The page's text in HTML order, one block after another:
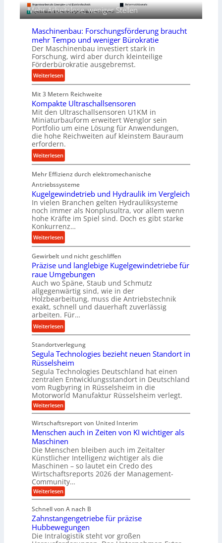
i
g
B
a
u
e
r
n
f
ü
r
d
i
e
P
r
o
d
u
k
t
i
o
n
n
d
e
n
M
i
t
t
l
s
t
a
n
d
Mehr Arbeitslose, weniger Stellen
Maschinenbau: Forschungsförderung braucht
mehr Tempo und weniger Bürokratie
Der Maschinenbau investiert stark in
Forschung, wird aber durch kleinteilige
Förderbürokratie ausgebremst.
Weiterlesen:
M
a
s
c
h
i
n
e
n
a
u
:
F
o
r
c
h
u
n
g
s
f
ö
r
d
r
u
n
b
r
a
u
c
h
t
m
e
h
r
T
e
m
p
o
u
Mit 3 Metern Reichweite
Kompakte Ultraschallsensoren
Mit den Ultraschallsensoren U1KM in
Miniaturbauform erweitert Wenglor sein
Portfolio um eine Lösung für Anwendungen,
die hohe Reichweiten auf kleinstem Bauraum
erfordern.
Weiterlesen:
K
o
m
p
a
k
t
e
U
l
t
r
a
s
c
h
a
l
s
e
n
s
o
r
e
n
Mehr Effizienz durch elektromechanische
Antriebssysteme
Kugelgewindetrieb und Hydraulik im Vergleich
In vielen Branchen gelten Hydrauliksysteme
noch immer als Nonplusultra, vor allem wenn
hohe Kräfte im Spiel sind. Doch es gibt starke
Konkurrenz…
Weiterlesen:
K
u
g
e
l
g
e
w
i
n
r
e
b
u
n
d
H
y
d
r
a
u
l
i
k
i
m
V
Gewirbelt und nicht geschliffen
Präzise und langlebige Kugelgewindetriebe für
raue Umgebungen
Auch wo Späne, Staub und Schmutz
allgegenwärtig sind, wie in der
Holzbearbeitung, muss die Antriebstechnik
exakt, schnell und dauerhaft zuverlässig
arbeiten. Für…
Weiterlesen:
P
r
ä
z
i
e
u
n
a
n
g
l
e
b
i
K
u
Standortverlegung
Segula Technologies bezieht neuen Standort in
Rüsselsheim
Segula Technologies Deutschland hat einen
zentralen Entwicklungsstandort in Deutschland
vom Rugbyring in Rüsselsheim in die
Motorworld Manufaktur Rüsselsheim verlegt.
Weiterlesen:
S
g
u
l
a
T
e
c
h
n
o
l
o
g
i
e
s
b
Wirtschaftsreport von United Interim
Menschen auch in Zeiten von KI wichtiger als
Maschinen
Die Menschen bleiben auch im Zeitalter
Künstlicher Intelligenz wichtiger als die
Maschinen – so lautet ein Credo des
Wirtschaftsreports 2026 der Management-
Community…
Weiterlesen:
M
n
s
c
h
e
Schnell von A nach B
Zahnstangengetriebe für präzise
Hubbewegungen
Die Intralogistik steht vor großen